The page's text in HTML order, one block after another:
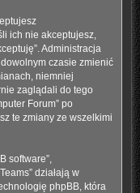
ich nie akceptujesz,
Administracja
czasie zmienić
niemniej
zaglądali do tego
Forum” po
te zmiany ze wszelkimi
software”,
działają w
phpBB, która